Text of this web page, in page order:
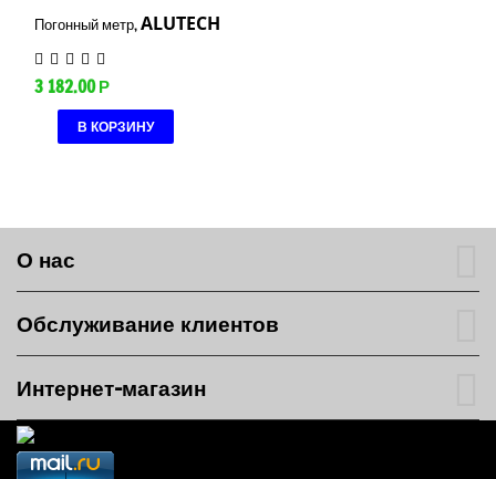
Погонный метр,ALUTECH
3 182.00 Р
В КОРЗИНУ
О нас
Обслуживание клиентов
Интернет-магазин